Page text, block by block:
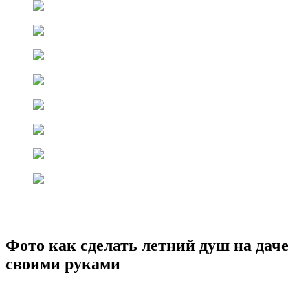
Фото как сделать летний душ на даче
своими руками